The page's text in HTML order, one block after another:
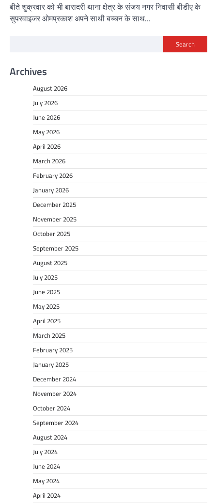
बीते शुक्रवार को भी बारादरी थाना क्षेत्र के संजय नगर निवासी बीडीए के
सुपरवाइजर ओमप्रकाश अपने साथी बच्चन के साथ…
Search
Archives
August 2026
July 2026
June 2026
May 2026
April 2026
March 2026
February 2026
January 2026
December 2025
November 2025
October 2025
September 2025
August 2025
July 2025
June 2025
May 2025
April 2025
March 2025
February 2025
January 2025
December 2024
November 2024
October 2024
September 2024
August 2024
July 2024
June 2024
May 2024
April 2024